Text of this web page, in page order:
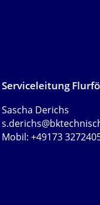
Serviceleitung
Sascha Derichs
Mobil: +49173